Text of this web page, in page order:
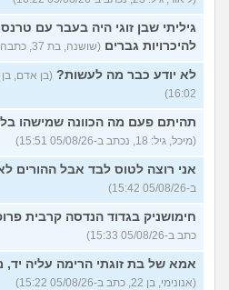
עכשיו? (טל, בת 29)
מס שאלות לסטודנטים ובוגרים
של המכללה האקדמית וינגייט
לימודים מסלול בוקר או ערב?
(אנונימית, בת 27)
אילו יחידות טכנולוגיות יש?
(אנונימי, בן 17)
החיים בתור סטודנט לרפואה
(אנונימי, בן 20)
הנדסת בניין באריאל או סמי
(יותם, בן 23)
אני מרגישה ממש תקועה, איך
להתמודד? (מאיה, בת 23)
גיליתי שבן זוגי היה בעבר עם
להיכרויות גברים (שושנה, בת 37, כתבה ב-05/08/26 16:13)
לא יודע כבר מה לעשות?
16:02)
תהיתם פעם מה הכוונה שמישהו
(מיכל, גיל: 18, נכתב ב-05/08/26 15:51)
אני רוצה לטוס לבד אבל ההורים
ב-05/08/26 15:42)
חימושניק בגדוד הנדסה קרבית פרופיל
כתב ב-05/08/26 15:33)
אמא של בת זוגתי הרימה עליה
(אנונימי, בן 22, כתב ב-05/08/26 15:22)